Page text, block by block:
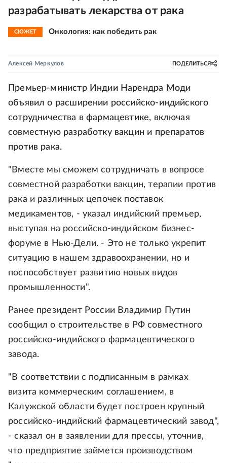
разрабатывать лекарства от рака
СЮЖЕТ Онкология: как победить рак
Алексей Меркулов ПОДЕЛИТЬСЯ
Премьер-министр Индии Нарендра Моди
объявил о расширении российско-индийского
сотрудничества в фармацевтике, включая
совместную разработку вакцин и препаратов
против рака.
"Вместе мы сможем сотрудничать в вопросе
совместной разработки вакцин, терапии против
рака и различных цепочек поставок
медикаментов, - указал индийский премьер,
выступая на российско-индийском бизнес-
форуме в Нью-Дели. - Это не только укрепит
ситуацию в нашем здравоохранении, но и
поспособствует развитию новых видов
промышленности".
Ранее президент России Владимир Путин
сообщил о строительстве в РФ совместного
российско-индийского фармацевтического
завода.
"В соответствии с подписанным в рамках
визита коммерческим соглашением, в
Калужской области будет построен крупный
российско-индийский фармацевтический завод",
- сказал он в заявлении для прессы, уточнив,
что предприятие займется производством